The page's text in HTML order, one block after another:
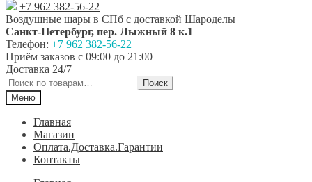
+7 962 382-56-22
Воздушные шары в СПб с доставкой Шароделы
Санкт-Петербург, пер. Лыжный 8 к.1
Телефон: +7 962 382-56-22
Приём заказов с 09:00 до 21:00
Доставка 24/7
Искать:
Поиск
Меню
Главная
Магазин
Оплата.Доставка.Гарантии
Контакты